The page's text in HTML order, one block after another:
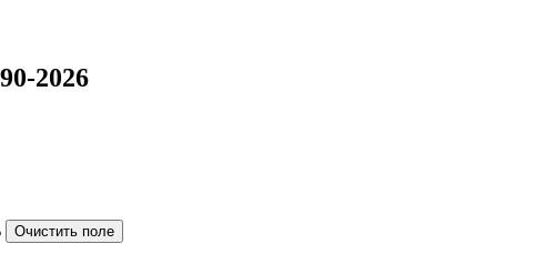
2026
Очистить поле